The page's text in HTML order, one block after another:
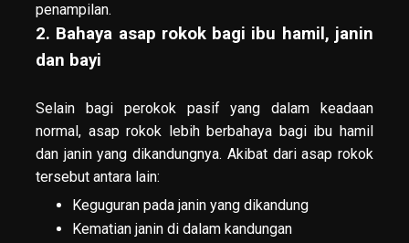
penampilan.
2. Bahaya asap rokok bagi ibu hamil, janin
dan bayi
Selain bagi perokok pasif yang dalam keadaan
normal, asap rokok lebih berbahaya bagi ibu hamil
dan janin yang dikandungnya. Akibat dari asap rokok
tersebut antara lain:
Keguguran pada janin yang dikandung
Kematian janin di dalam kandungan